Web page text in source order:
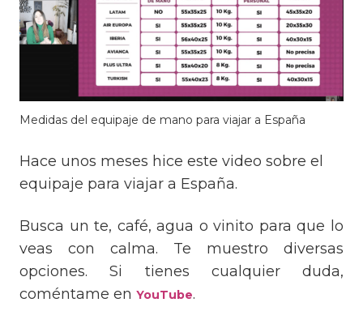
Medidas del equipaje de mano para viajar a España
Hace unos meses hice este video sobre el
equipaje para viajar a España.
Busca un te, café, agua o vinito para que lo
veas con calma. Te muestro diversas
opciones. Si tienes cualquier duda,
coméntame en YouTube.